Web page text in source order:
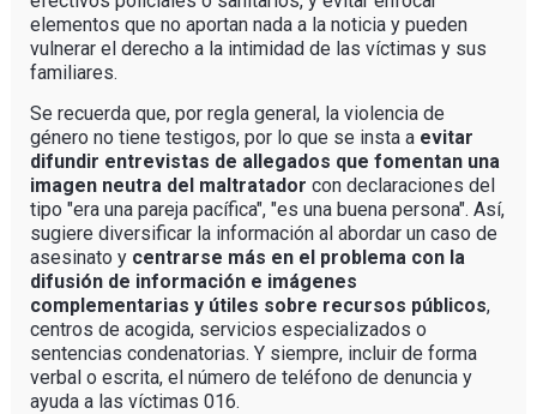
elementos que no aportan nada a la noticia y pueden
vulnerar el derecho a la intimidad de las víctimas y sus
familiares.
Se recuerda que, por regla general, la violencia de
género no tiene testigos, por lo que se insta a evitar
difundir entrevistas de allegados que fomentan una
imagen neutra del maltratador con declaraciones del
tipo "era una pareja pacífica", "es una buena persona". Así,
sugiere diversificar la información al abordar un caso de
asesinato y centrarse más en el problema con la
difusión de información e imágenes
complementarias y útiles sobre recursos públicos,
centros de acogida, servicios especializados o
sentencias condenatorias. Y siempre, incluir de forma
verbal o escrita, el número de teléfono de denuncia y
ayuda a las víctimas 016.